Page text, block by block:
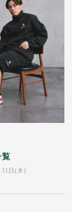
覧
31日(木)